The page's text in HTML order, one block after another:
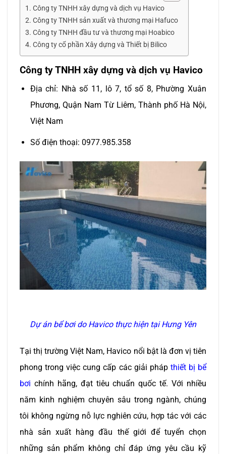
Công ty TNHH xây dựng và dịch vụ Havico
Công ty TNHH sản xuất và thương mại Hafuco
Công ty TNHH đầu tư và thương mại Hoabico
Công ty cổ phần Xây dựng và Thiết bị Bilico
Công ty TNHH xây dựng và dịch vụ Havico
Địa chỉ: Nhà số 11, lô 7, tổ số 8, Phường Xuân
Phương, Quận Nam Từ Liêm, Thành phố Hà Nội,
Việt Nam
Số điện thoại: 0977.985.358
Dự án bể bơi do Havico thực hiện tại Hưng Yên
Tại thị trường Việt Nam, Havico nổi bật là đơn vị tiên
phong trong việc cung cấp các giải pháp thiết bị bể
bơi chính hãng, đạt tiêu chuẩn quốc tế. Với nhiều
năm kinh nghiệm chuyên sâu trong ngành, chúng
tôi không ngừng nỗ lực nghiên cứu, hợp tác với các
nhà sản xuất hàng đầu thế giới để tuyển chọn
những sản phẩm không chỉ đáp ứng yêu cầu kỹ